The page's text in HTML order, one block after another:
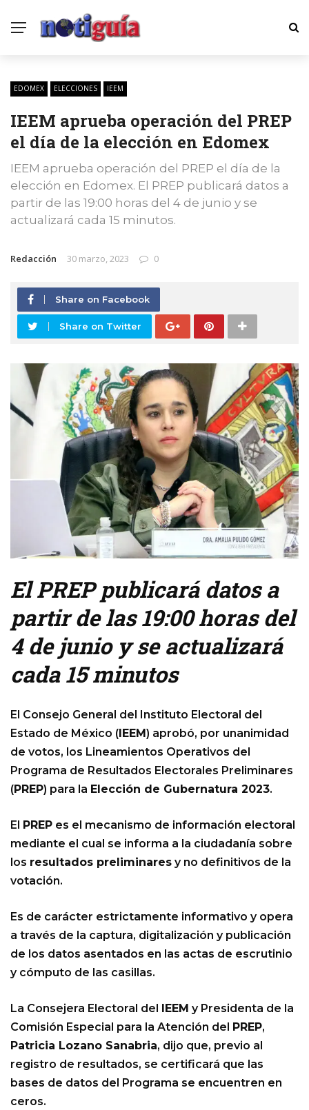
EDOMEX ELECCIONES IEEM
IEEM aprueba operación del PREP
el día de la elección en Edomex
IEEM aprueba operación del PREP el día de la
elección en Edomex. El PREP publicará datos a
partir de las 19:00 horas del 4 de junio y se
actualizará cada 15 minutos.
Redacción 30 marzo, 2023 0
Share on Facebook
Share on Twitter
El PREP publicará datos a
partir de las 19:00 horas del
4 de junio y se actualizará
cada 15 minutos
El Consejo General del Instituto Electoral del
Estado de México (IEEM) aprobó, por unanimidad
de votos, los Lineamientos Operativos del
Programa de Resultados Electorales Preliminares
(PREP) para la Elección de Gubernatura 2023.
El PREP es el mecanismo de información electoral
mediante el cual se informa a la ciudadanía sobre
los resultados preliminares y no definitivos de la
votación.
Es de carácter estrictamente informativo y opera
a través de la captura, digitalización y publicación
de los datos asentados en las actas de escrutinio
y cómputo de las casillas.
La Consejera Electoral del IEEM y Presidenta de la
Comisión Especial para la Atención del PREP,
Patricia Lozano Sanabria, dijo que, previo al
registro de resultados, se certificará que las
bases de datos del Programa se encuentren en
ceros.